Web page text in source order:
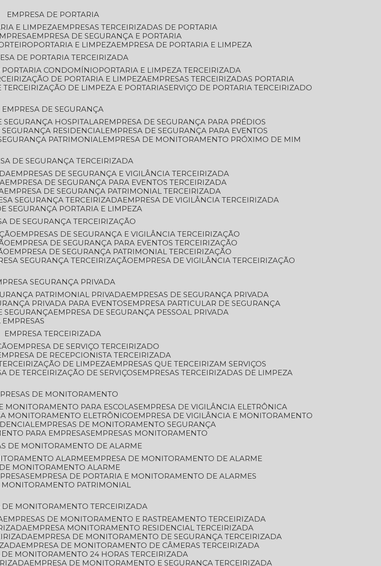
EMPRESA DE PORTARIA
E LIMPEZA
EMPRESAS TERCEIRIZADAS DE PORTARIA
EMPRESA DE SEGURANÇA E PORTARIA
PORTARIA E LIMPEZA
EMPRESA DE PORTARIA E LIMPEZA
DE PORTARIA TERCEIRIZADA
PORTARIA CONDOMÍNIO
PORTARIA E LIMPEZA TERCEIRIZADA
DE PORTARIA E LIMPEZA
EMPRESAS TERCEIRIZADAS PORTARIA
TERCEIRIZAÇÃO DE LIMPEZA E PORTARIA SERVIÇO DE PORTARIA TERCEIRIZADO
EMPRESA DE SEGURANÇA
SEGURANÇA HOSPITALAR
EMPRESA DE SEGURANÇA PARA PRÉDIOS
SEGURANÇA RESIDENCIAL
EMPRESA DE SEGURANÇA PARA EVENTOS
PATRIMONIAL
EMPRESA DE MONITORAMENTO PRÓXIMO DE MIM
DE SEGURANÇA TERCEIRIZADA
EMPRESAS DE SEGURANÇA E VIGILÂNCIA TERCEIRIZADA
EMPRESA DE SEGURANÇA PARA EVENTOS TERCEIRIZADA
EMPRESA DE SEGURANÇA PATRIMONIAL TERCEIRIZADA
SEGURANÇA TERCEIRIZADA
EMPRESA DE VIGILÂNCIA TERCEIRIZADA
SEGURANÇA PORTARIA E LIMPEZA
DE SEGURANÇA TERCEIRIZAÇÃO
EMPRESAS DE SEGURANÇA E VIGILÂNCIA TERCEIRIZAÇÃO
EMPRESA DE SEGURANÇA PARA EVENTOS TERCEIRIZAÇÃO
EMPRESA DE SEGURANÇA PATRIMONIAL TERCEIRIZAÇÃO
SEGURANÇA TERCEIRIZAÇÃO
EMPRESA DE VIGILÂNCIA TERCEIRIZAÇÃO
SEGURANÇA PRIVADA
PATRIMONIAL PRIVADA
EMPRESAS DE SEGURANÇA PRIVADA
PRIVADA PARA EVENTOS
EMPRESA PARTICULAR DE SEGURANÇA
SEGURANÇA
EMPRESA DE SEGURANÇA PESSOAL PRIVADA
EMPRESAS
EMPRESA TERCEIRIZADA
EMPRESA DE SERVIÇO TERCEIRIZADO
EMPRESA DE RECEPCIONISTA TERCEIRIZADA
DE LIMPEZA
EMPRESAS QUE TERCEIRIZAM SERVIÇOS
DE TERCEIRIZAÇÃO DE SERVIÇOS
EMPRESAS TERCEIRIZADAS DE LIMPEZA
DE MONITORAMENTO
MONITORAMENTO PARA ESCOLAS
EMPRESA DE VIGILÂNCIA ELETRÔNICA
MONITORAMENTO ELETRÔNICO
EMPRESA DE VIGILÂNCIA E MONITORAMENTO
EMPRESAS DE MONITORAMENTO SEGURANÇA
PARA EMPRESAS
EMPRESAS MONITORAMENTO
DE MONITORAMENTO DE ALARME
ALARME
EMPRESA DE MONITORAMENTO DE ALARME
DE MONITORAMENTO ALARME
EMPRESA DE PORTARIA E MONITORAMENTO DE ALARMES
MONITORAMENTO PATRIMONIAL
DE MONITORAMENTO TERCEIRIZADA
EMPRESAS DE MONITORAMENTO E RASTREAMENTO TERCEIRIZADA
EMPRESA MONITORAMENTO RESIDENCIAL TERCEIRIZADA
EMPRESA DE MONITORAMENTO DE SEGURANÇA TERCEIRIZADA
EMPRESA DE MONITORAMENTO DE CÂMERAS TERCEIRIZADA
DE MONITORAMENTO 24 HORAS TERCEIRIZADA
EMPRESA DE MONITORAMENTO E SEGURANÇA TERCEIRIZADA